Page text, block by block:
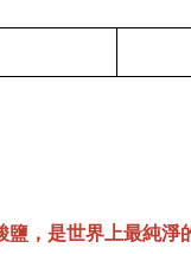
，是世界上最純淨